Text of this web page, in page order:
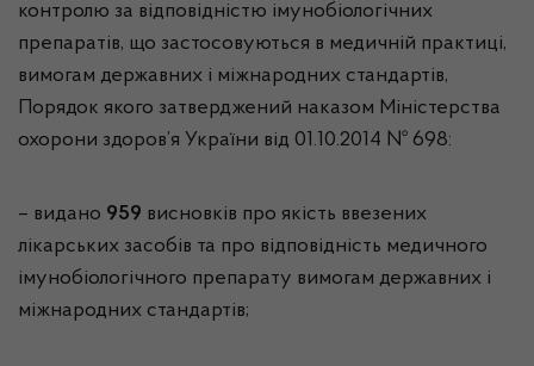
контролю за відповідністю імунобіологічних
препаратів, що застосовуються в медичній практиці,
вимогам державних і міжнародних стандартів,
Порядок якого затверджений наказом Міністерства
охорони здоров’я України від 01.10.2014 № 698:
– видано 959 висновків про якість ввезених
лікарських засобів та про відповідність медичного
імунобіологічного препарату вимогам державних і
міжнародних стандартів;